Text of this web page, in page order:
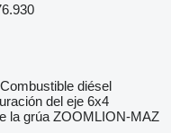
Combustible diésel
del eje 6x4
la grúa ZOOMLION-MAZ